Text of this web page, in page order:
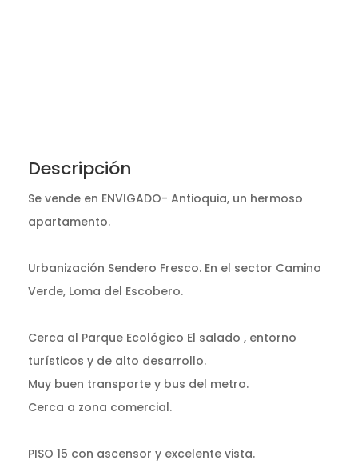
Descripción
Se vende en ENVIGADO- Antioquia, un hermoso
apartamento.
Urbanización Sendero Fresco. En el sector Camino
Verde, Loma del Escobero.
Cerca al Parque Ecológico El salado , entorno
turísticos y de alto desarrollo.
Muy buen transporte y bus del metro.
Cerca a zona comercial.
PISO 15 con ascensor y excelente vista.